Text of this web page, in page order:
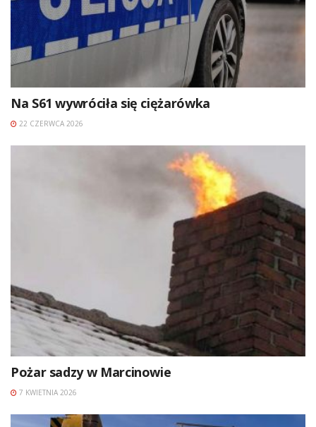
Na S61 wywróciła się ciężarówka
22 CZERWCA 2026
Pożar sadzy w Marcinowie
7 KWIETNIA 2026